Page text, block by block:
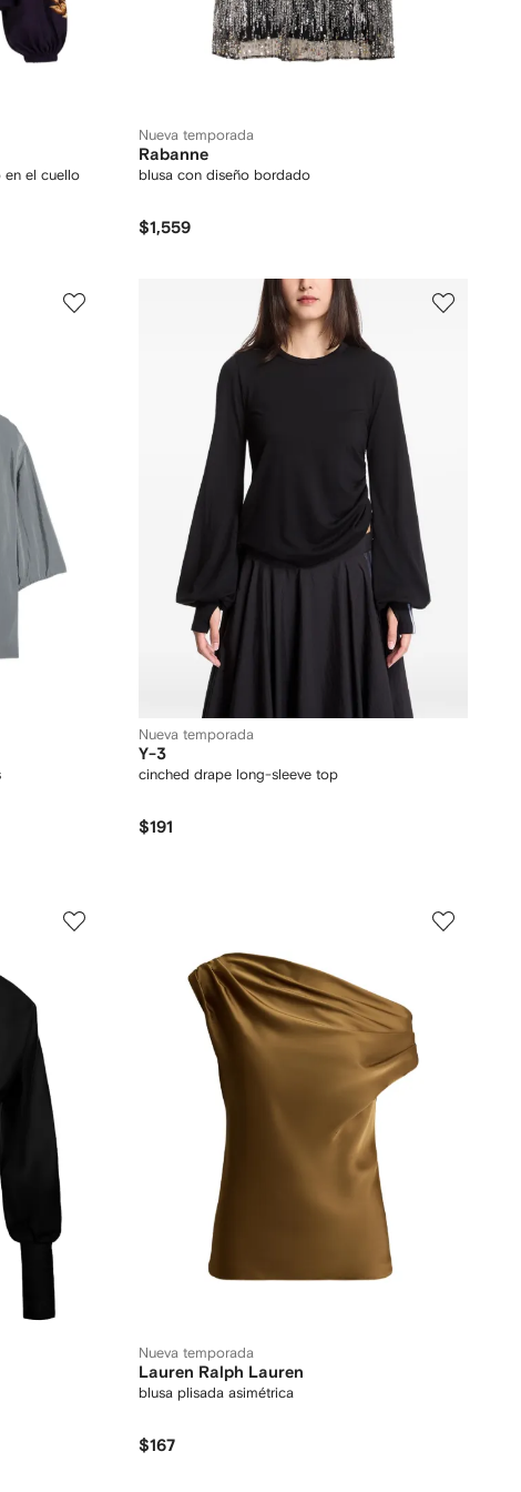
en el cuello
Nueva temporada
Rabanne
blusa con diseño bordado
$1,559
Nueva temporada
Y-3
cinched drape long-sleeve top
$191
Nueva temporada
Lauren Ralph Lauren
blusa plisada asimétrica
$167